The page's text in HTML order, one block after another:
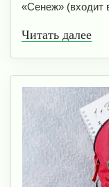
«Сенеж» (входит
Читать далее